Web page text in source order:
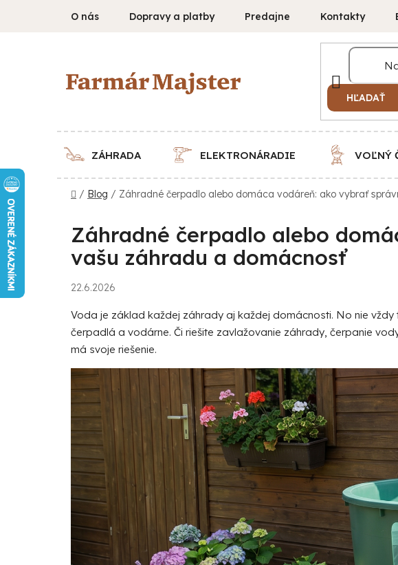
O nás Dopravy a platby Predajne Kontakty
HĽADAŤ
ZÁHRADA ELEKTRONÁRADIE VOĽNÝ
Domov
/ Blog / Záhradné čerpadlo alebo domáca vodáreň: ako vybrať
Záhradné čerpadlo alebo
vašu záhradu a domácnosť
22.6.2026
Voda je základ každej záhrady aj každej domácnosti. No nie
čerpadlá a vodárne. Či riešite zavlažovanie záhrady, čerpanie
má svoje riešenie.